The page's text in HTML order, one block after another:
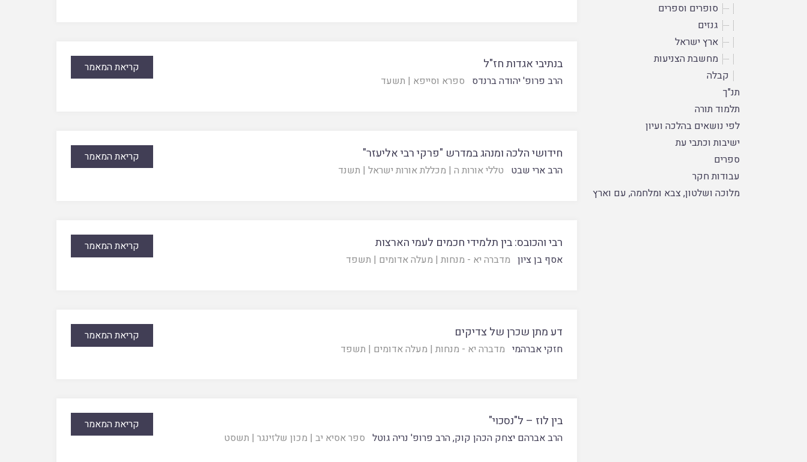
סופרים וספרים
גנזים
ארץ ישראל
מחשבת הצניעות
קבלה
תנ"ך
תלמוד תורה
לפי נושאים בהלכה ועיון
ישיבות וכתבי עת
ספרים
עבודות חקר
מלוכה ושלטון, צבא ומלחמה, עם וארץ
בנתיבי אגדות חז"ל
הרב פרופ' יהודה ברנדס ספרא וסייפא | תשעד
קריאת המאמר
חידושי הלכה ומנהג במדרש "פרקי רבי אליעזר"
הרב ארי שבט טללי אורות ה | מכללת אורות ישראל | תשנד
קריאת המאמר
רבי והכובס: בין תלמידי חכמים לעמי הארצות
אסף בן ציון מדברה יא - מנחות | מעלה אדומים | תשפד
קריאת המאמר
דע מתן שכרן של צדיקים
חזקי אברהמי מדברה יא - מנחות | מעלה אדומים | תשפד
קריאת המאמר
בין לוז – ל"נסכוי"
הרב אברהם יצחק הכהן קוק,הרב פרופ' נריה גוטל ספר אסיא יב | מכון שלזינגר | תשסט
קריאת המאמר